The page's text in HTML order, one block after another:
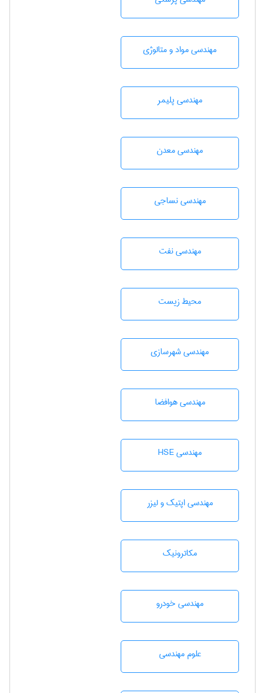
مهندسی مواد و متالوژی
مهندسی پليمر
مهندسی معدن
مهندسي نساجی
مهندسی نفت
محيط زيست
مهندسی شهرسازی
مهندسی هوافضا
مهندسی HSE
مهندسی اپتیک و لیزر
مکاترونیک
مهندسی خودرو
علوم مهندسی